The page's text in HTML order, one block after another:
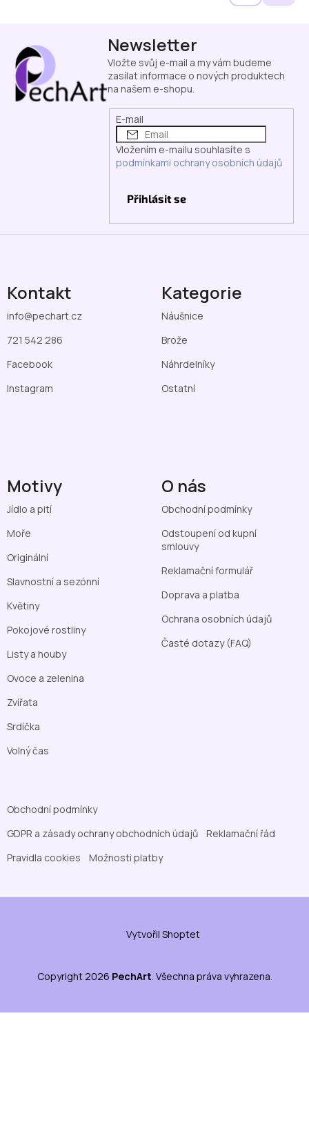
Newsletter
Vložte svůj e-mail a my vám budeme
zasílat informace o nových produktech
na našem e-shopu.
E-mail
Vložením e-mailu souhlasíte s
podmínkami ochrany osobních údajů
Přihlásit se
Kontakt
info@pechart.cz
721 542 286
Facebook
Instagram
Kategorie
Náušnice
Brože
Náhrdelníky
Ostatní
Motivy
Jídlo a pití
Moře
Originální
Slavnostní a sezónní
Květiny
Pokojové rostliny
Listy a houby
Ovoce a zelenina
Zvířata
Srdíčka
Volný čas
O nás
Obchodní podmínky
Odstoupení od kupní
smlouvy
Reklamační formulář
Doprava a platba
Ochrana osobních údajů
Časté dotazy (FAQ)
Obchodní podmínky
GDPR a zásady ochrany obchodních údajů
Reklamační řád
Pravidla cookies
Možnosti platby
Vytvořil Shoptet
Copyright 2026 PechArt . Všechna práva vyhrazena.